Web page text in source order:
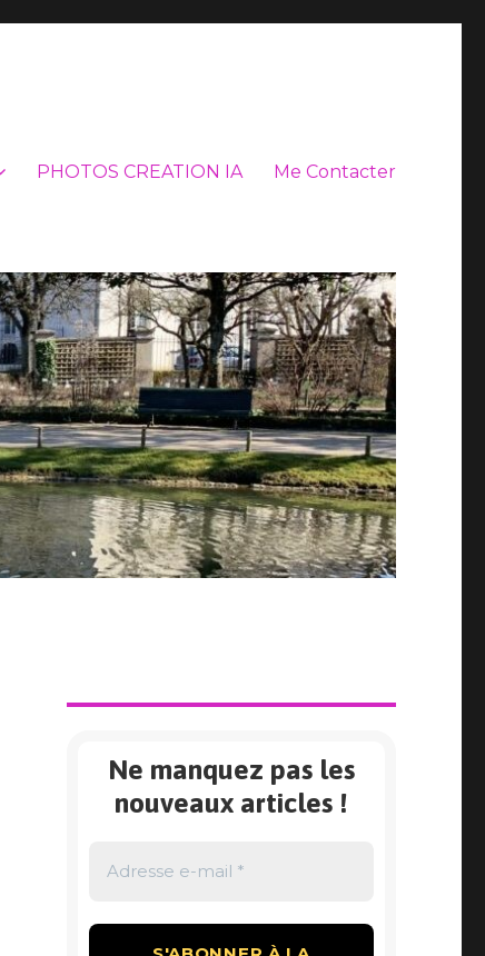
PHOTOS CREATION IA Me Contacter
Ne manquez pas les
nouveaux articles !